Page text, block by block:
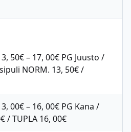
50€ – 17, 00€ PG Juusto /
NORM. 13, 50€ /
00€ – 16, 00€ PG Kana /
/ TUPLA 16, 00€